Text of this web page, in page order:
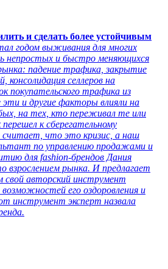
и сделать более устойчивым
годом выживания для многих
непростых и быстро меняющихся
падение трафика, закрытие
консолидация селлеров на
покупательского трафика из
эти и другие факторы влияли на
на тех, кто переживал те или
к сберегательному
что это кризис, а наш
по управлению продажами и
для fashion-брендов Дания
взрослением рынка. И предлагает
свой авторский инструмент
его оздоровления и
инструмент эксперт назвала